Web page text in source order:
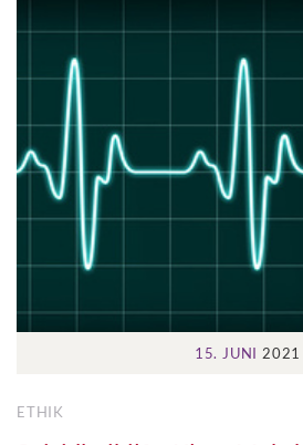
15. JUNI 2021
ETHIK